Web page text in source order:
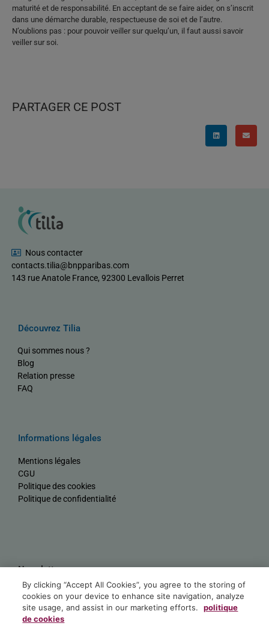
maturité et de responsabilité. En acceptant de se faire aider, on s’inscrit
dans une démarche durable, respectueuse de soi et de l’autre.
N’oublions pas : pour pouvoir veiller sur quelqu’un, il faut aussi savoir
veiller sur soi.
PARTAGER CE POST
Nous contacter
contacts.tilia@bnpparibas.com
143 rue Anatole France, 92300 Levallois Perret
Découvrez Tilia
Qui sommes nous ?
Blog
Relation presse
FAQ
Informations légales
Mentions légales
CGU
Politique des cookies
Politique de confidentialité
Newsletter
Nom
E-mail
By clicking “Accept All Cookies”, you agree to the storing of
cookies on your device to enhance site navigation, analyze
site usage, and assist in our marketing efforts.
politique
de cookies